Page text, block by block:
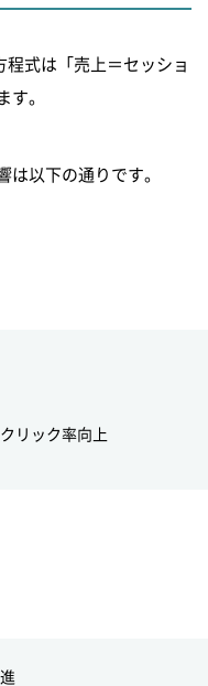
式は「売上＝セッショ
す。
は以下の通りです。
リック率向上